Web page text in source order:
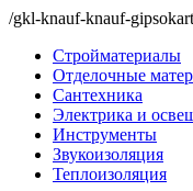
/gkl-knauf-knauf-
Стройматериалы
Отделочные
Сантехника
Электрика и
Инструменты
Звукоизоляция
Теплоизоляция